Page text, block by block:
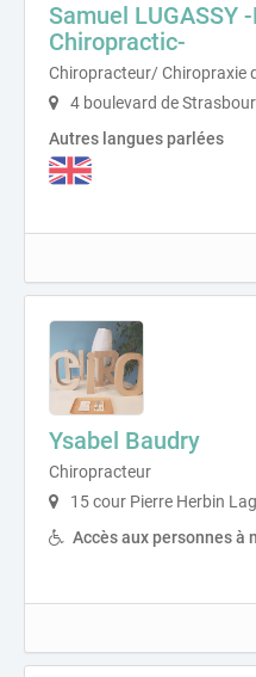
Samuel LUGASSY
Chiropractic-
Chiropracteur/ Chiropraxie
4 boulevard de
Autres langues parlées
Ysabel Baudry
Chiropracteur
15 cour Pierre Herbin
Accès aux personnes à